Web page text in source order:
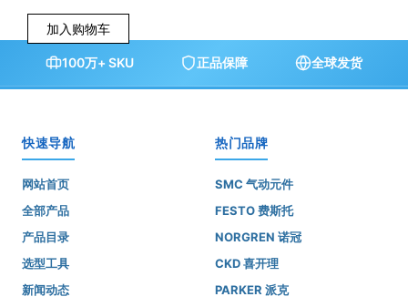
加入购物车
100万+ SKU 正品保障 全球发货
快速导航
网站首页
全部产品
产品目录
选型工具
新闻动态
热门品牌
SMC 气动元件
FESTO 费斯托
NORGREN 诺冠
CKD 喜开理
PARKER 派克